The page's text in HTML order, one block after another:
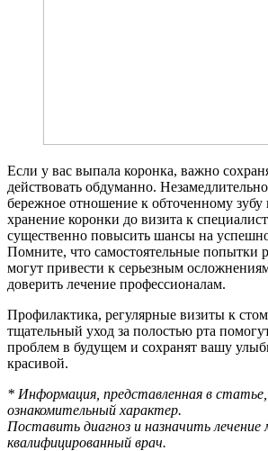
Если у вас выпала коронка, важно
действовать обдуманно.
бережное отношение к обточенному зубу
хранение коронки до визита к
существенно повысить шансы на
Помните, что самостоятельные попытки
могут привести к серьезным
доверить лечение профессионалам.
Профилактика, регулярные визиты к
тщательный уход за полостью рта
проблем в будущем и сохранят вашу
красивой.
* Информация, представленная в
ознакомительный характер.
Поставить диагноз и назначить
квалифицированный врач.